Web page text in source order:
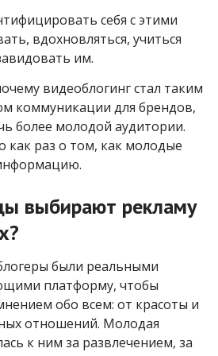
себя с этими
вдохновляться, учиться
им.
видеоблогинг стал таким
коммуникации для брендов,
более молодой аудитории.
как раз о том, как молодые
выбирают рекламу
были реальными
платформу, чтобы
обо всем: от красоты и
отношений. Молодая
к ним за развлечением, за